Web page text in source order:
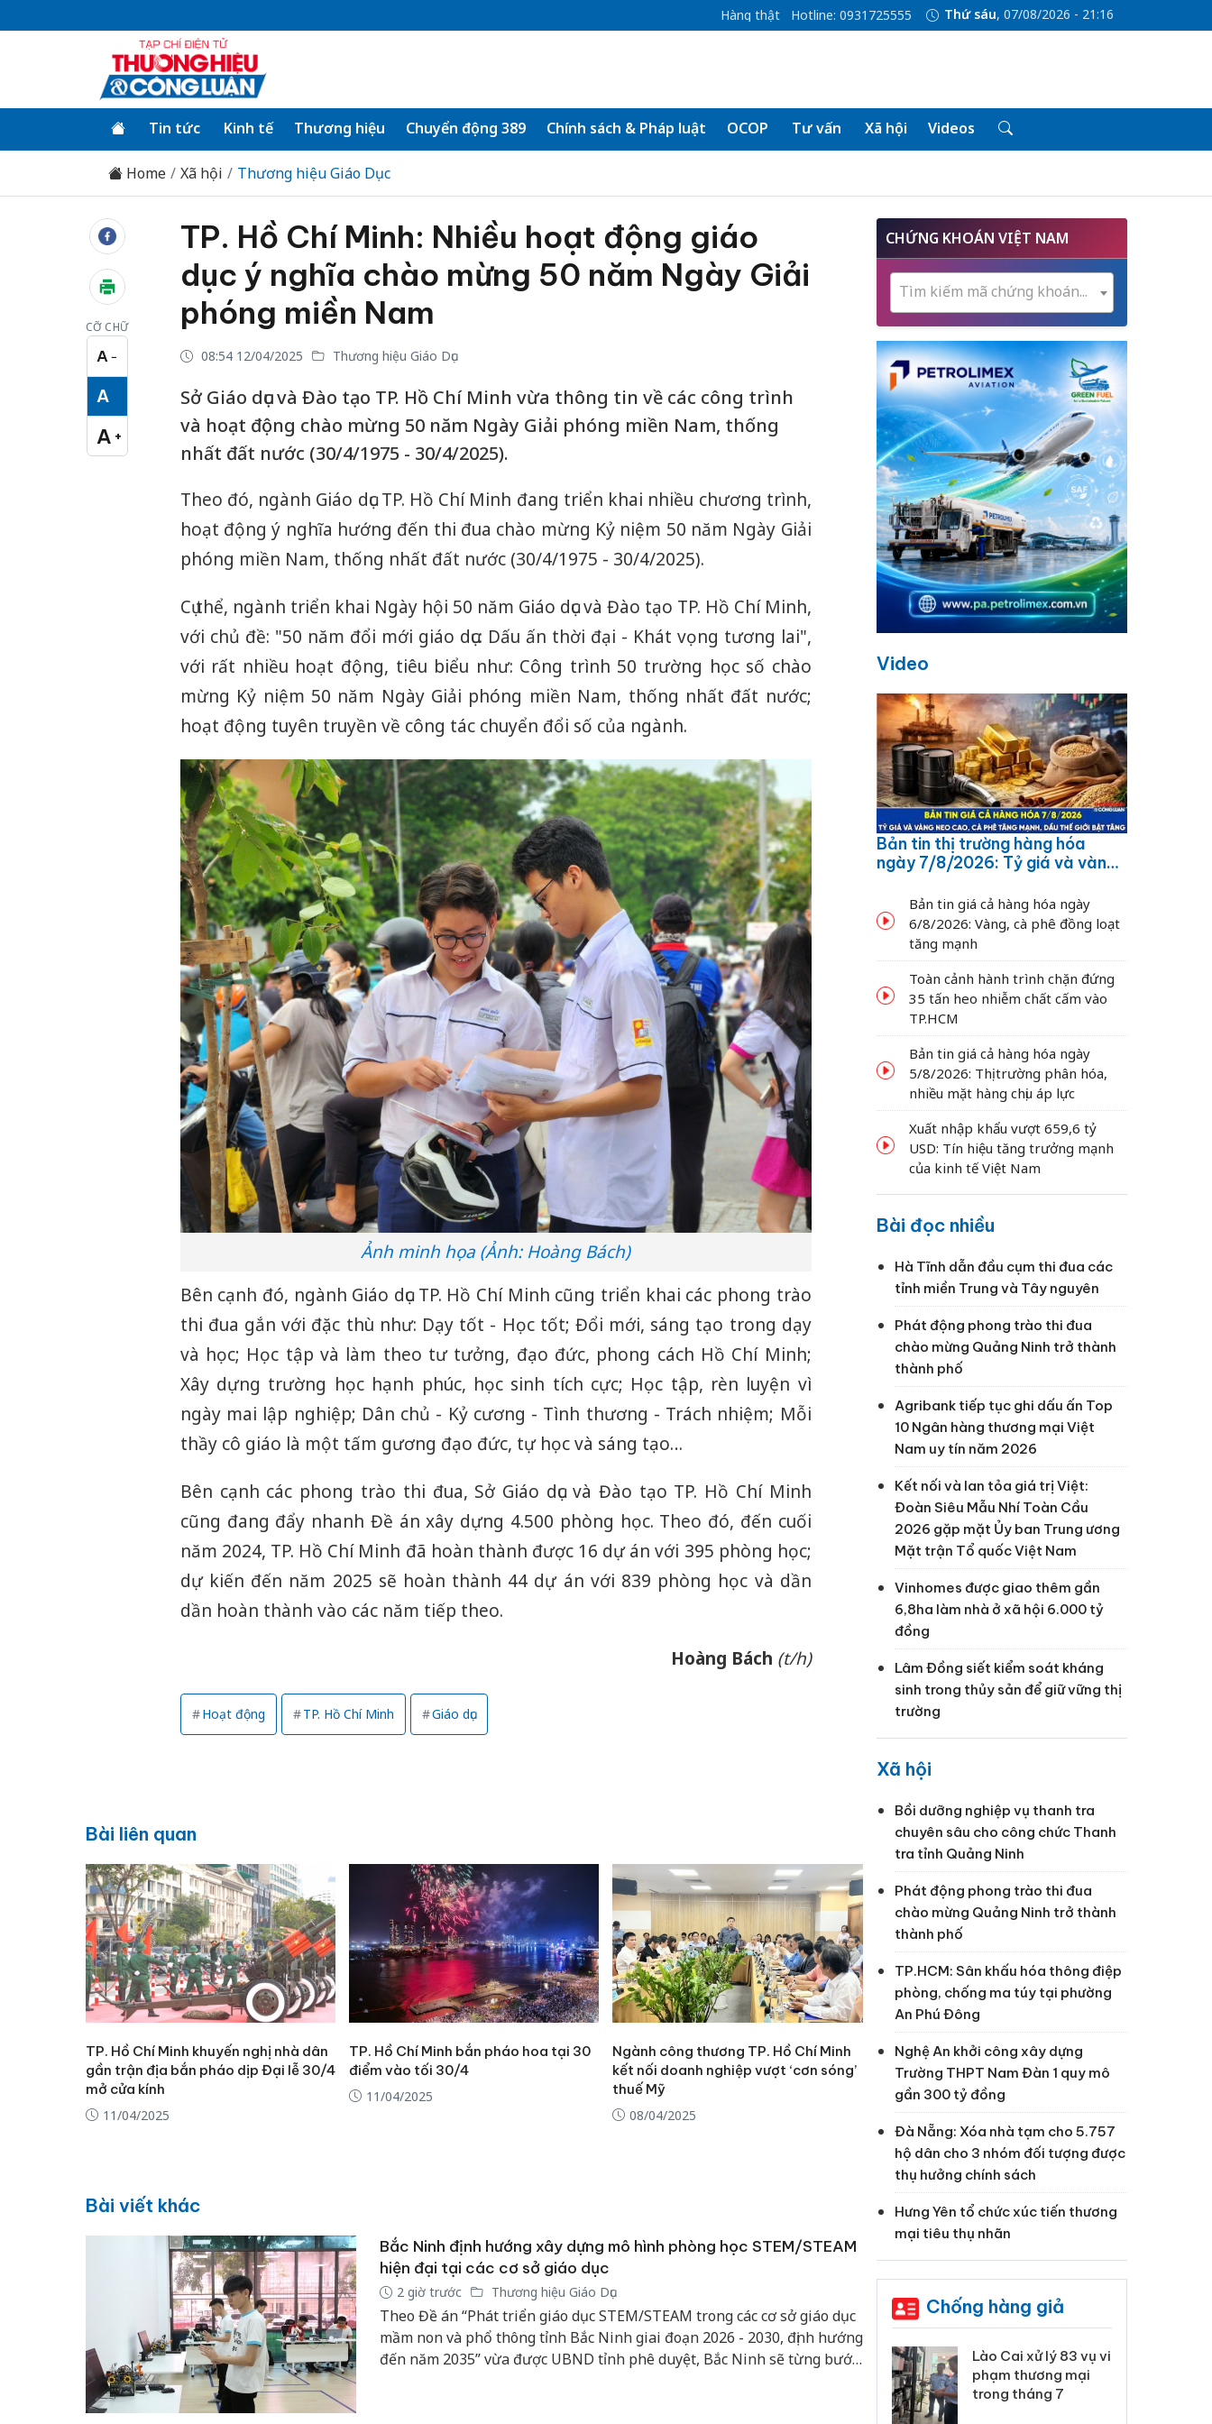
Hàng thật Hotline: 0931725555 Thứ sáu, 07/08/2026 - 21:16
Tin tức Kinh tế Thương hiệu Chuyển động 389 Chính sách & Pháp luật OCOP Tư vấn Xã hội Videos
Home Xã hội Thương hiệu Giáo Dục
CỠ CHỮ
A −
Cỡ chữ nhỏ
A
Cỡ chữ vừa
A +
Cỡ chữ lớn
TP. Hồ Chí Minh: Nhiều hoạt động giáo
dục ý nghĩa chào mừng 50 năm Ngày Giải
phóng miền Nam
08:54 12/04/2025 Thương hiệu Giáo Dục
Sở Giáo dục và Đào tạo TP. Hồ Chí Minh vừa thông tin về các công trình
và hoạt động chào mừng 50 năm Ngày Giải phóng miền Nam, thống
nhất đất nước (30/4/1975 - 30/4/2025).
Theo đó, ngành Giáo dục TP. Hồ Chí Minh đang triển khai nhiều chương trình,
hoạt động ý nghĩa hướng đến thi đua chào mừng Kỷ niệm 50 năm Ngày Giải
phóng miền Nam, thống nhất đất nước (30/4/1975 - 30/4/2025).
Cụ thể, ngành triển khai Ngày hội 50 năm Giáo dục và Đào tạo TP. Hồ Chí Minh,
với chủ đề: "50 năm đổi mới giáo dục: Dấu ấn thời đại - Khát vọng tương lai",
với rất nhiều hoạt động, tiêu biểu như: Công trình 50 trường học số chào
mừng Kỷ niệm 50 năm Ngày Giải phóng miền Nam, thống nhất đất nước;
hoạt động tuyên truyền về công tác chuyển đổi số của ngành.
Ảnh minh họa (Ảnh: Hoàng Bách)
Bên cạnh đó, ngành Giáo dục TP. Hồ Chí Minh cũng triển khai các phong trào
thi đua gắn với đặc thù như: Dạy tốt - Học tốt; Đổi mới, sáng tạo trong dạy
và học; Học tập và làm theo tư tưởng, đạo đức, phong cách Hồ Chí Minh;
Xây dựng trường học hạnh phúc, học sinh tích cực; Học tập, rèn luyện vì
ngày mai lập nghiệp; Dân chủ - Kỷ cương - Tình thương - Trách nhiệm; Mỗi
thầy cô giáo là một tấm gương đạo đức, tự học và sáng tạo…
Bên cạnh các phong trào thi đua, Sở Giáo dục và Đào tạo TP. Hồ Chí Minh
cũng đang đẩy nhanh Đề án xây dựng 4.500 phòng học. Theo đó, đến cuối
năm 2024, TP. Hồ Chí Minh đã hoàn thành được 16 dự án với 395 phòng học;
dự kiến đến năm 2025 sẽ hoàn thành 44 dự án với 839 phòng học và dần
dần hoàn thành vào các năm tiếp theo.
Hoàng Bách (t/h)
Hoạt động TP. Hồ Chí Minh Giáo dục
Bài liên quan
TP. Hồ Chí Minh khuyến nghị nhà dân
gần trận địa bắn pháo dịp Đại lễ 30/4
mở cửa kính
11/04/2025
TP. Hồ Chí Minh bắn pháo hoa tại 30
điểm vào tối 30/4
11/04/2025
Ngành công thương TP. Hồ Chí Minh
kết nối doanh nghiệp vượt ‘cơn sóng’
thuế Mỹ
08/04/2025
Bài viết khác
Bắc Ninh định hướng xây dựng mô hình phòng học STEM/STEAM
hiện đại tại các cơ sở giáo dục
2 giờ trước Thương hiệu Giáo Dục
Theo Đề án “Phát triển giáo dục STEM/STEAM trong các cơ sở giáo dục
mầm non và phổ thông tỉnh Bắc Ninh giai đoạn 2026 - 2030, định hướng
đến năm 2035” vừa được UBND tỉnh phê duyệt, Bắc Ninh sẽ từng bước
CHỨNG KHOÁN VIỆT NAM
Tìm kiếm mã chứng khoán...
Video
Bản tin thị trường hàng hóa
ngày 7/8/2026: Tỷ giá và vàng
dầu thế giới bật tăng
Bản tin giá cả hàng hóa ngày
6/8/2026: Vàng, cà phê đồng loạt
tăng mạnh
Toàn cảnh hành trình chặn đứng
35 tấn heo nhiễm chất cấm vào
TP.HCM
Bản tin giá cả hàng hóa ngày
5/8/2026: Thị trường phân hóa,
nhiều mặt hàng chịu áp lực
Xuất nhập khẩu vượt 659,6 tỷ
USD: Tín hiệu tăng trưởng mạnh
của kinh tế Việt Nam
Bài đọc nhiều
Hà Tĩnh dẫn đầu cụm thi đua các
tỉnh miền Trung và Tây nguyên
Phát động phong trào thi đua
chào mừng Quảng Ninh trở thành
thành phố
Agribank tiếp tục ghi dấu ấn Top
10 Ngân hàng thương mại Việt
Nam uy tín năm 2026
Kết nối và lan tỏa giá trị Việt:
Đoàn Siêu Mẫu Nhí Toàn Cầu
2026 gặp mặt Ủy ban Trung ương
Mặt trận Tổ quốc Việt Nam
Vinhomes được giao thêm gần
6,8ha làm nhà ở xã hội 6.000 tỷ
đồng
Lâm Đồng siết kiểm soát kháng
sinh trong thủy sản để giữ vững thị
trường
Xã hội
Bồi dưỡng nghiệp vụ thanh tra
chuyên sâu cho công chức Thanh
tra tỉnh Quảng Ninh
Phát động phong trào thi đua
chào mừng Quảng Ninh trở thành
thành phố
TP.HCM: Sân khấu hóa thông điệp
phòng, chống ma túy tại phường
An Phú Đông
Nghệ An khởi công xây dựng
Trường THPT Nam Đàn 1 quy mô
gần 300 tỷ đồng
Đà Nẵng: Xóa nhà tạm cho 5.757
hộ dân cho 3 nhóm đối tượng được
thụ hưởng chính sách
Hưng Yên tổ chức xúc tiến thương
mại tiêu thụ nhãn
Chống hàng giả
Công an Thanh Hóa
Lào Cai xử lý 83 vụ vi
phạm thương mại
trong tháng 7